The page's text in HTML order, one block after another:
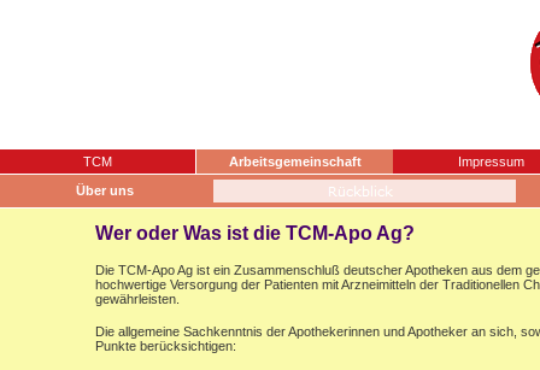
TCM Arbeitsgemeinschaft
Impressum
Über uns
Wer oder Was ist die TCM-Apo Ag?
Die TCM-Apo Ag ist ein Zusammenschluß deutscher Apotheken aus dem
hochwertige Versorgung der Patienten mit Arzneimitteln der Traditionellen
gewährleisten.
Die allgemeine Sachkenntnis der Apothekerinnen und Apotheker an sich,
Punkte berücksichtigen: